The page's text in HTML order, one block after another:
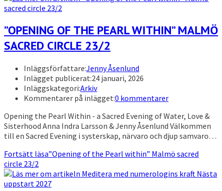
”OPENING OF THE PEARL WITHIN” MALMÖ
SACRED CIRCLE 23/2
Inläggsförfattare:Jenny Åsenlund
Inlägget publicerat:24 januari, 2026
Inläggskategori:Arkiv
Kommentarer på inlägget:0 kommentarer
Opening the Pearl Within - a Sacred Evening of Water, Love &
Sisterhood Anna Indra Larsson & Jenny Åsenlund Välkommen
till en Sacred Evening i systerskap, närvaro och djup samvaro…
Fortsätt läsa”Opening of the Pearl within” Malmö sacred
circle 23/2